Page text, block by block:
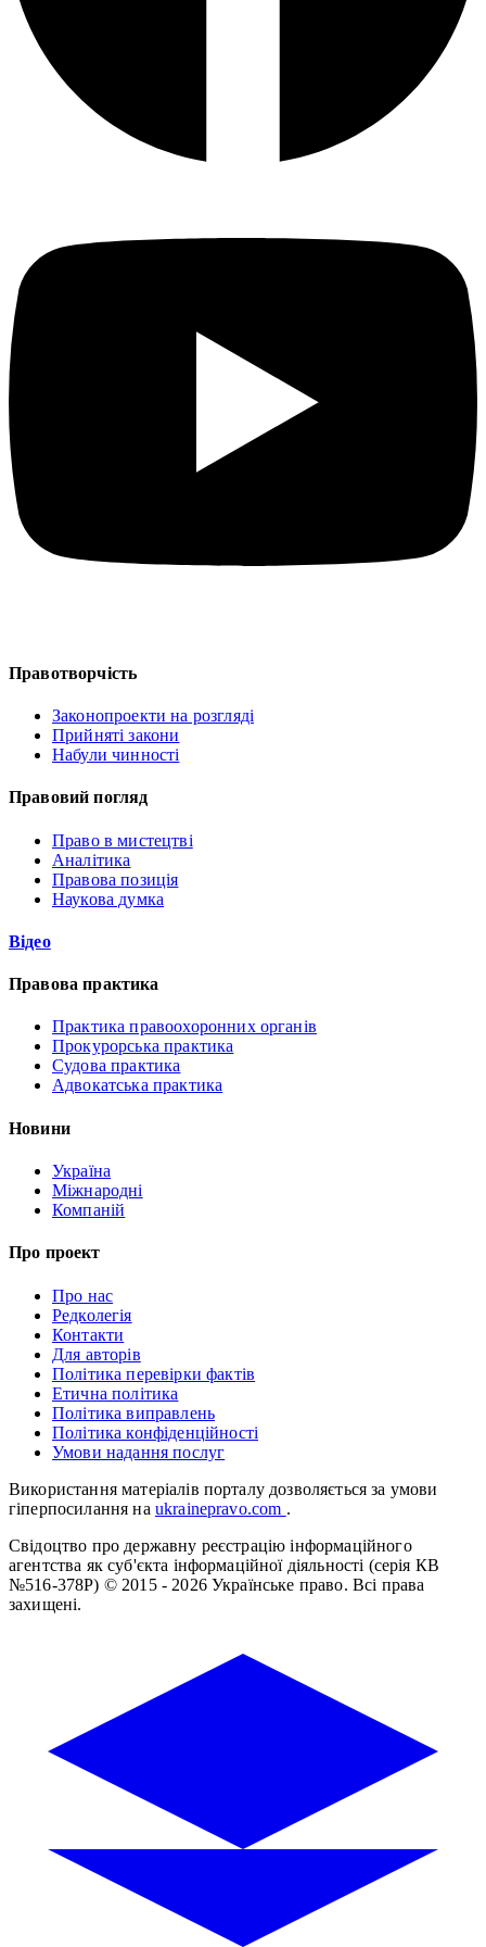
Правотворчість
Законопроекти на розгляді
Прийняті закони
Набули чинності
Правовий погляд
Право в мистецтві
Аналітика
Правова позиція
Наукова думка
Відео
Правова практика
Практика правоохоронних органів
Прокурорська практика
Судова практика
Адвокатська практика
Новини
Україна
Міжнародні
Компаній
Про проект
Про нас
Редколегія
Контакти
Для авторів
Політика перевірки фактів
Етична політика
Політика виправлень
Політика конфіденційності
Умови надання послуг
Використання матеріалів порталу дозволяється за умови
гіперпосилання на ukrainepravo.com .
Свідоцтво про державну реєстрацію інформаційного
агентства як суб'єкта інформаційної діяльності (серія КВ
№516-378Р) © 2015 - 2026 Українське право. Всі права
захищені.